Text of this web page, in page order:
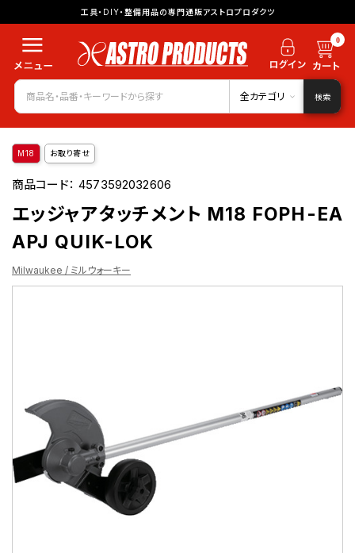
工具・DIY・整備用品の専門通販アストロプロダクツ
0
全カテゴリ 検索
M18 お取り寄せ
商品コード：4573592032606
エッジャアタッチメント M18 FOPH-EA
APJ QUIK-LOK
Milwaukee / ミルウォーキー